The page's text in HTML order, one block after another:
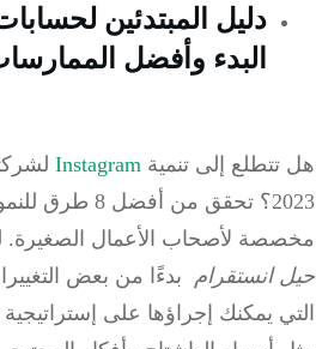
البدء وأفضل الممارسات
إلى تنميةInstagram لشركتك
لأصحاب الأعمال الصغيرة.
انستقرامبدءًا من بعض التغييرات